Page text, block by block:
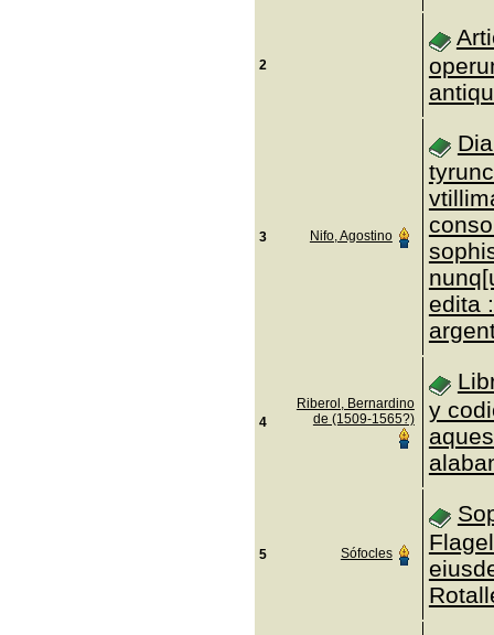
2
3 Nifo, Agostino
edita
4
Riberol, Bernardino
de (1509-1565?)
y
5 Sófocles